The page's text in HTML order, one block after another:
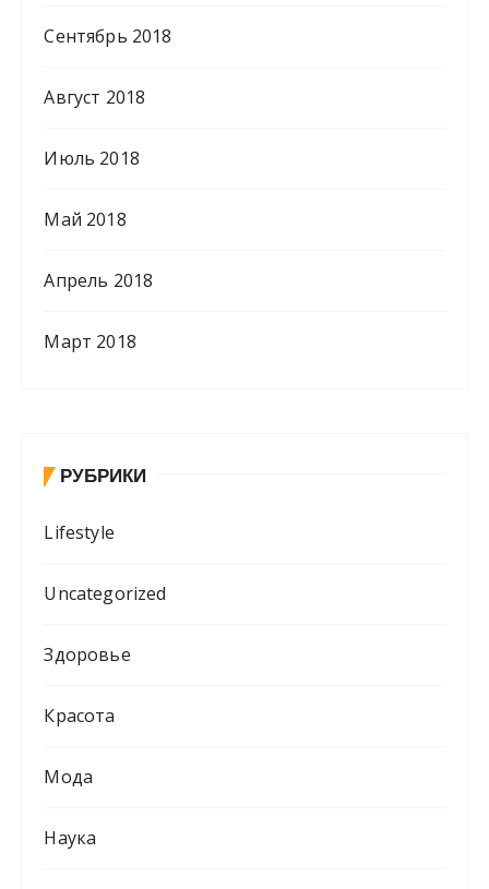
Сентябрь 2018
Август 2018
Июль 2018
Май 2018
Апрель 2018
Март 2018
РУБРИКИ
Lifestyle
Uncategorized
Здоровье
Красота
Мода
Наука